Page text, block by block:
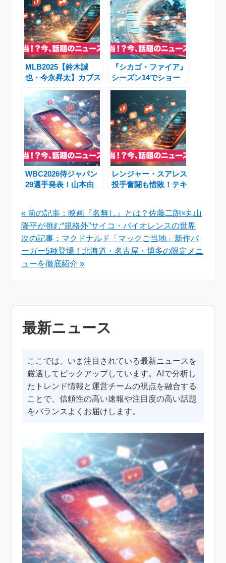
MLB2025【鈴木誠
也・今永昇太】カブス
位・選手・見どころ・
放送情報
『シカゴ・ファイア』
シーズン14でショー
ル・キリ復帰の可能性
WBC2026侍ジャパン
29選手発表！山本由
連覇狙う
レンジャー・スアレス
投手奮闘も惜敗！テキ
スレチックス 2026年4
月27日試合結果
« 前の記事：映画『名無し』とは？佐藤二朗×丸山
隆平が挑む“規格外”サイコ・バイオレンスの世界
次の記事：マクドナルド「マックご当地」新作バ
ーガー5種登場！北海道・名古屋・博多の限定メニ
ューを徹底紹介 »
最新ニュース
ここでは、いま注目されている最新ニュースを
厳選してピックアップしています。AIで分析し
たトレンド情報と運営チームの視点を融合する
ことで、信頼性の高い速報や注目度の高い話題
をバランスよくお届けします。